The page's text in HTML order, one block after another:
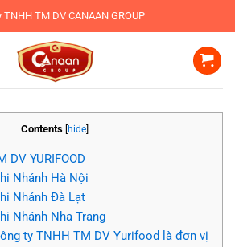
TNHH TM DV CANAAN GROUP
Contents hide
DV YURIFOOD
Nhánh Hà Nội
Nhánh Đà Lạt
Nhánh Nha Trang
ty TNHH TM DV Yurifood là đơn vị